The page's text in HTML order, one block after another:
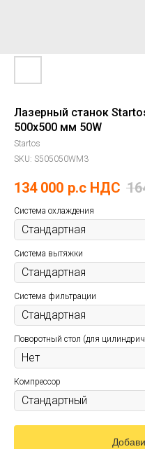
Лазерный станок
500х500 мм 50W
Startos
SKU: S505050WM3
134 000 р.c НДС
Система охлаждения
Система вытяжки
Система фильтрации
Поворотный стол (для
Компрессор